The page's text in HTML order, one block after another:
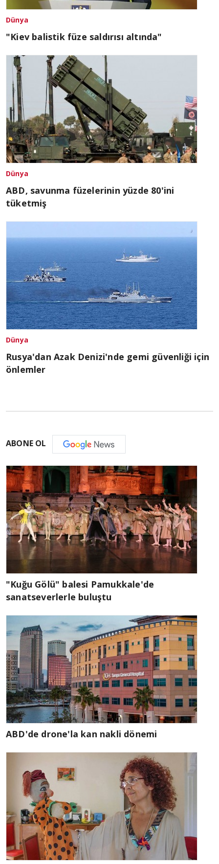
Dünya
"Kiev balistik füze saldırısı altında"
Dünya
ABD, savunma füzelerinin yüzde 80'ini
tüketmiş
Dünya
Rusya'dan Azak Denizi'nde gemi güvenliği için
önlemler
ABONE OL
"Kuğu Gölü" balesi Pamukkale'de
sanatseverlerle buluştu
ABD'de drone'la kan nakli dönemi